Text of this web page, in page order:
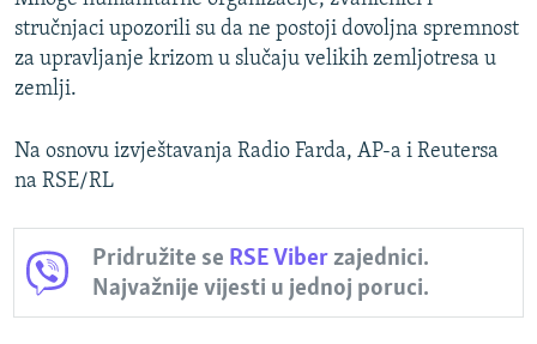
stručnjaci upozorili su da ne postoji dovoljna spremnost
za upravljanje krizom u slučaju velikih zemljotresa u
zemlji.
Na osnovu izvještavanja Radio Farda, AP-a i Reutersa
na RSE/RL
Pridružite se RSE Viberzajednici.
Najvažnije vijesti u jednoj poruci.